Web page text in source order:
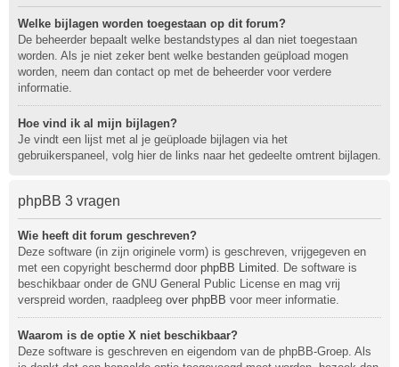
Welke bijlagen worden toegestaan op dit forum?
De beheerder bepaalt welke bestandstypes al dan niet toegestaan
worden. Als je niet zeker bent welke bestanden geüpload mogen
worden, neem dan contact op met de beheerder voor verdere
informatie.
Hoe vind ik al mijn bijlagen?
Je vindt een lijst met al je geüploade bijlagen via het
gebruikerspaneel, volg hier de links naar het gedeelte omtrent bijlagen.
phpBB 3 vragen
Wie heeft dit forum geschreven?
Deze software (in zijn originele vorm) is geschreven, vrijgegeven en
met een copyright beschermd door phpBB Limited. De software is
beschikbaar onder de GNU General Public License en mag vrij
verspreid worden, raadpleeg over phpBB voor meer informatie.
Waarom is de optie X niet beschikbaar?
Deze software is geschreven en eigendom van de phpBB-Groep. Als